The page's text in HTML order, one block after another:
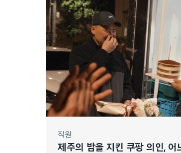
직원
제주의 밤을 지킨 쿠팡 의인, 어